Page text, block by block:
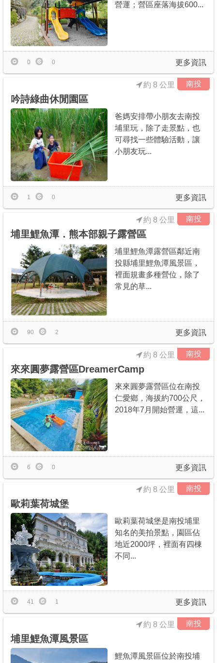
營運；營區座落海拔600...
更多資訊
0 0
南投
約 8 公里
吟詩綠曲休閒園區
爸媽安排帶小朋友去南投
埔里玩，除了走景點，也
可尋找一些體驗活動，讓
小朋友玩...
更多資訊
1 0
南投
約 8 公里
埔里鯉魚潭．熊本部親子露營區
埔里鯉魚潭露營區鄰近南
投縣埔里鯉魚潭風景區，
裡面規畫多種營位，除了
常見的草...
更多資訊
90 2
南投
約 8 公里
來來圓夢露營區DreamerCamp
來來圓夢露營區位在南投
仁愛鄉，海拔約700公尺，
2018年7月開始營運，這...
更多資訊
6 0
南投
約 8 公里
歐莉葉荷城堡
歐莉葉荷城堡是南投埔里
知名的美拍景點，園區佔
地近2000坪，裡面有四棟
不同...
更多資訊
41 1
南投
約 8 公里
埔里鯉魚潭風景區
鯉魚潭風景區位於南投埔